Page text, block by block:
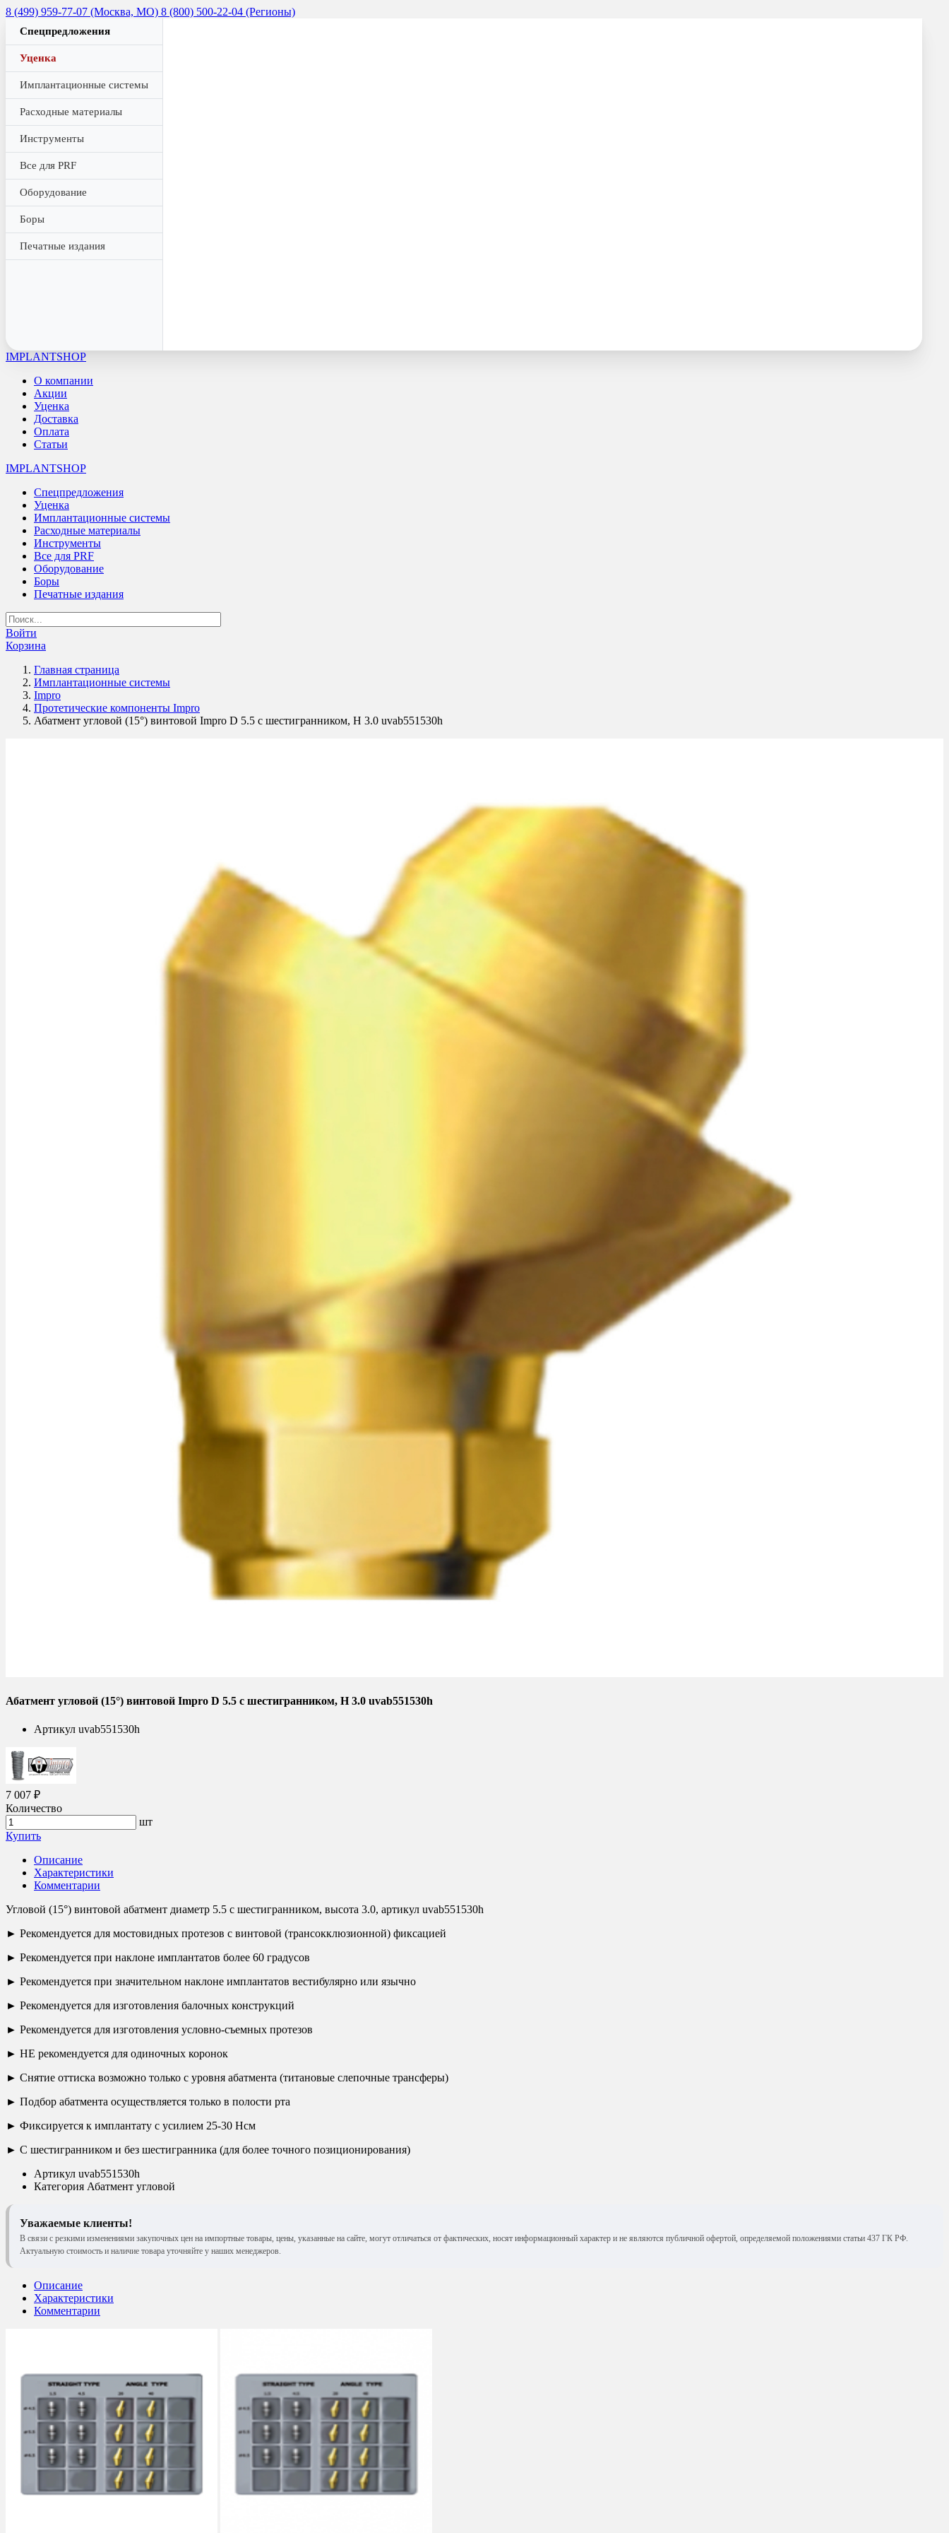
8 (499) 959-77-07 (Москва, МО) 8 (800) 500-22-04 (Регионы)
Спецпредложения
Уценка
Имплантационные системы
Расходные материалы
Инструменты
Все для PRF
Оборудование
Боры
Печатные издания
IMPLANTSHOP
О компании
Акции
Уценка
Доставка
Оплата
Статьи
IMPLANTSHOP
Спецпредложения
Уценка
Имплантационные системы
Расходные материалы
Инструменты
Все для PRF
Оборудование
Боры
Печатные издания
Войти
Корзина
Главная страница
Имплантационные системы
Impro
Протетические компоненты Impro
Абатмент угловой (15°) винтовой Impro D 5.5 с шестигранником, H 3.0 uvab551530h
Абатмент угловой (15°) винтовой Impro D 5.5 с шестигранником, H 3.0 uvab551530h
Артикул uvab551530h
7 007 ₽
Количество
шт
Купить
Описание
Характеристики
Комментарии
Угловой (15°) винтовой абатмент диаметр 5.5 с шестигранником, высота 3.0, артикул uvab551530h
► Рекомендуется для мостовидных протезов с винтовой (трансокклюзионной) фиксацией
► Рекомендуется при наклоне имплантатов более 60 градусов
► Рекомендуется при значительном наклоне имплантатов вестибулярно или язычно
► Рекомендуется для изготовления балочных конструкций
► Рекомендуется для изготовления условно-съемных протезов
► НЕ рекомендуется для одиночных коронок
► Снятие оттиска возможно только с уровня абатмента (титановые слепочные трансферы)
► Подбор абатмента осуществляется только в полости рта
► Фиксируется к имплантату с усилием 25-30 Нсм
► С шестигранником и без шестигранника (для более точного позиционирования)
Артикул uvab551530h
Категория Абатмент угловой
Уважаемые клиенты!
В связи с резкими изменениями закупочных цен на импортные товары, цены, указанные на сайте, могут отличаться от фактических, носят информационный характер и не являются публичной офертой, определяемой положениями статьи 437 ГК РФ.
Актуальную стоимость и наличие товара уточняйте у наших менеджеров.
Описание
Характеристики
Комментарии